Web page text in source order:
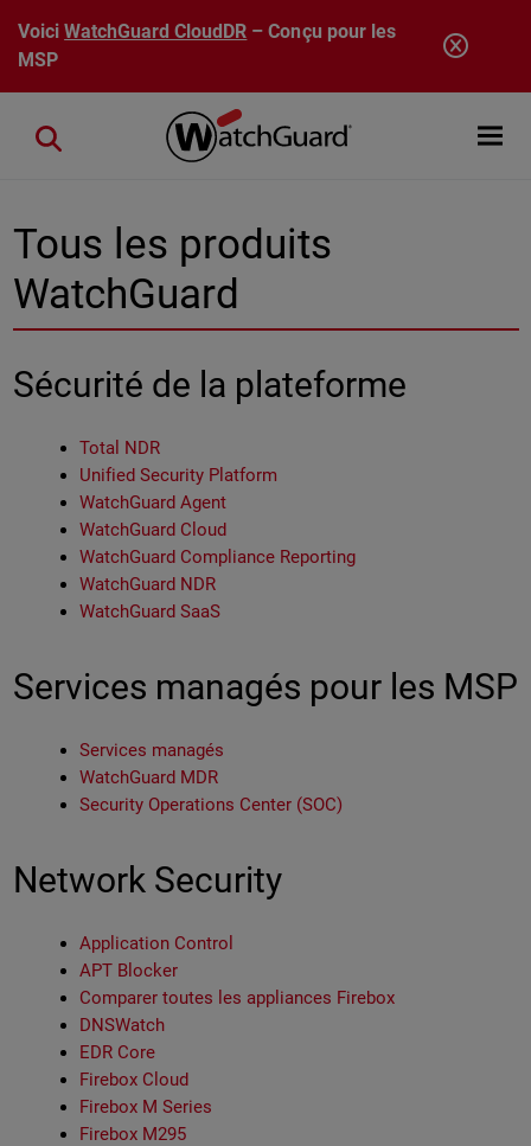
Aller au contenu principal
VoiciWatchGuard CloudDR – Conçu pour les
MSP
Open
Close search
Tous les produits
WatchGuard
Sécurité de la plateforme
Total NDR
Unified Security Platform
WatchGuard Agent
WatchGuard Cloud
WatchGuard Compliance Reporting
WatchGuard NDR
WatchGuard SaaS
Services managés pour les MSP
Services managés
WatchGuard MDR
Security Operations Center (SOC)
Network Security
Application Control
APT Blocker
Comparer toutes les appliances Firebox
DNSWatch
EDR Core
Firebox Cloud
Firebox M Series
Firebox M295